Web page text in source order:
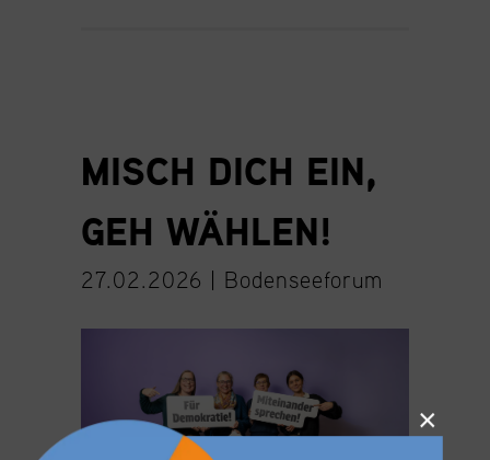
MISCH DICH EIN,
GEH WÄHLEN!
27.02.2026 | Bodenseeforum
×